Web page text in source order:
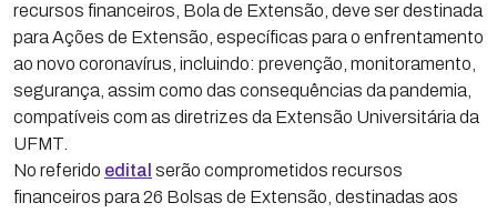
recursos financeiros, Bola de Extensão, deve ser destinada
para Ações de Extensão, específicas para o enfrentamento
ao novo coronavírus, incluindo: prevenção, monitoramento,
segurança, assim como das consequências da pandemia,
compatíveis com as diretrizes da Extensão Universitária da
UFMT.
No referido edital serão comprometidos recursos
financeiros para 26 Bolsas de Extensão, destinadas aos